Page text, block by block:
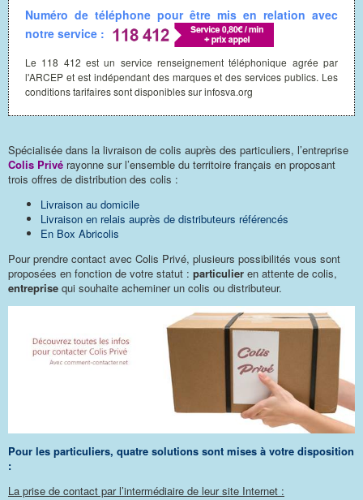
Numéro de téléphone pour être mis en relation avec
notre service :
Le 118 412 est un service renseignement téléphonique agrée par
l'ARCEP et est indépendant des marques et des services publics. Les
conditions tarifaires sont disponibles sur infosva.org
Spécialisée dans la livraison de colis auprès des particuliers, l’entreprise
Colis Privé rayonne sur l’ensemble du territoire français en proposant
trois offres de distribution des colis :
Livraison au domicile
Livraison en relais auprès de distributeurs référencés
En Box Abricolis
Pour prendre contact avec Colis Privé, plusieurs possibilités vous sont
proposées en fonction de votre statut : particulier en attente de colis,
entreprise qui souhaite acheminer un colis ou distributeur.
Pour les particuliers, quatre solutions sont mises à votre disposition
:
La prise de contact par l’intermédiaire de leur site Internet :